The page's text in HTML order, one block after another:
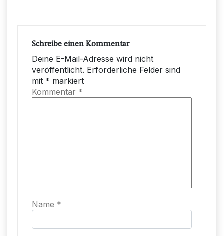
Schreibe einen Kommentar
Deine E-Mail-Adresse wird nicht
veröffentlicht. Erforderliche Felder sind
mit * markiert
Kommentar *
Name *